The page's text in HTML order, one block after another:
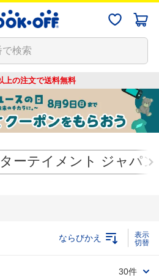
上の注文で送料無料
ーテイメント ジャパン
ならびかえ
30件